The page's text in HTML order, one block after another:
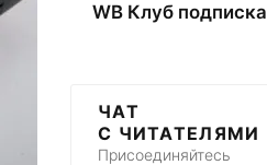
WB Клуб подписка
ЧАТ
С ЧИТАТЕЛЯМИ
Присоединяйтесь